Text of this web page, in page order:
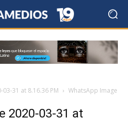
31 at 8.16.36 PM
WhatsApp Image
2020-03-31 at